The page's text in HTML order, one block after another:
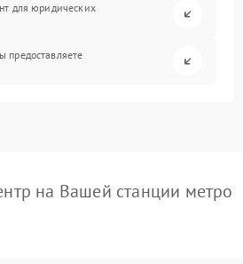
для юридических
на Вашей станции метро